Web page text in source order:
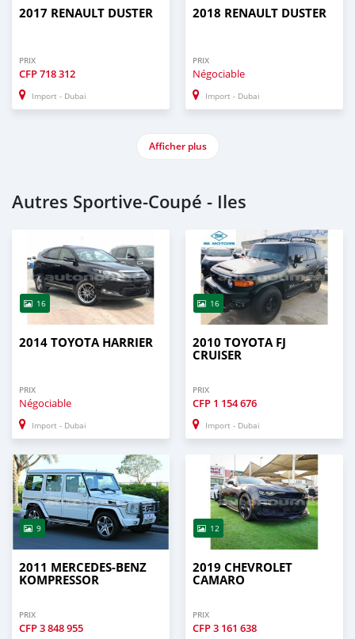
2017 RENAULT DUSTER
PRIX
CFP718 312
Import - Dubai
2018 RENAULT DUSTER
PRIX
Négociable
Import - Dubai
Afficher plus
Autres Sportive‒Coupé - Iles
16
2014 TOYOTA HARRIER
PRIX
Négociable
Import - Dubai
16
2010 TOYOTA FJ
CRUISER
PRIX
CFP 1 154 676
Import - Dubai
9
2011 MERCEDES-BENZ
KOMPRESSOR
PRIX
CFP3 848 955
12
2019 CHEVROLET
CAMARO
PRIX
CFP3 161 638